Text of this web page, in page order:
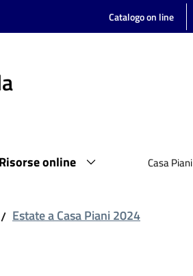
Catalogo on line
Risorse online Casa Piani
/ Estate a Casa Piani 2024